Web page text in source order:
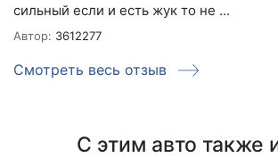
сильный если и есть жук то не ...
Автор: 3612277
Смотреть весь отзыв
С этим авто также